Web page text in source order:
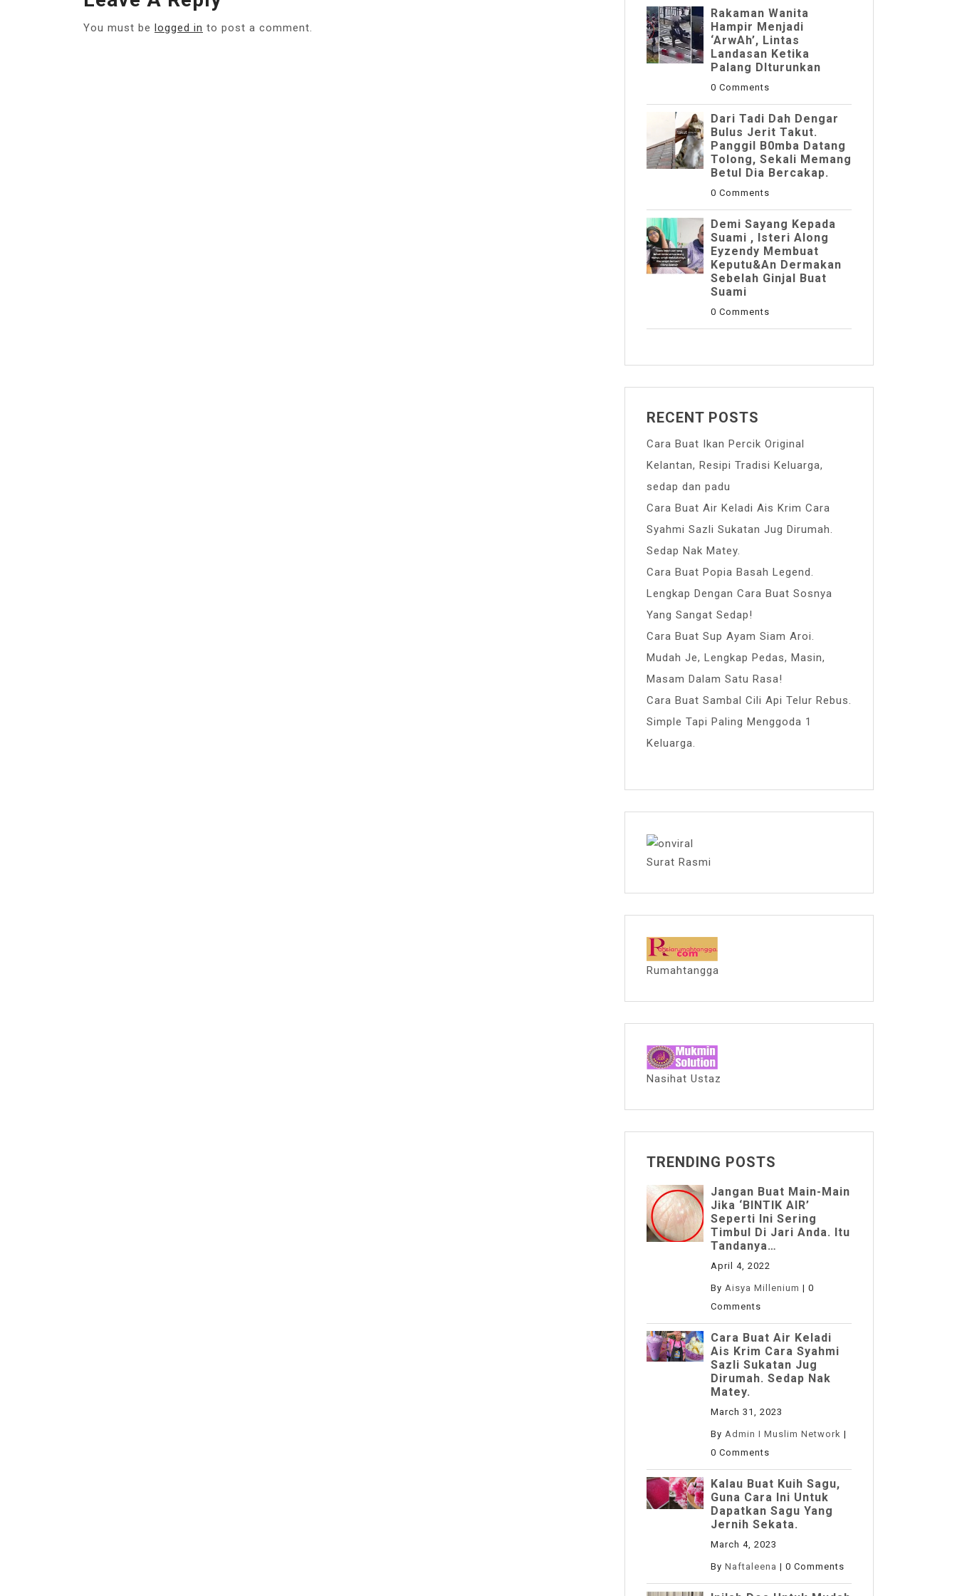
You must be logged in to post a comment.
Rakaman Wanita
Hampir Menjadi
‘ArwAh’, Lintas
Landasan Ketika
Palang DIturunkan
0 Comments
Dari Tadi Dah Dengar
Bulus Jerit Takut.
Panggil B0mba Datang
Tolong, Sekali Memang
Betul Dia Bercakap.
0 Comments
Demi Sayang Kepada
Suami , Isteri Along
Eyzendy Membuat
Keputu&an Dermakan
Sebelah Ginjal Buat
Suami
0 Comments
RECENT POSTS
Cara Buat Ikan Percik Original
Kelantan, Resipi Tradisi Keluarga,
sedap dan padu
Cara Buat Air Keladi Ais Krim Cara
Syahmi Sazli Sukatan Jug Dirumah.
Sedap Nak Matey.
Cara Buat Popia Basah Legend.
Lengkap Dengan Cara Buat Sosnya
Yang Sangat Sedap!
Cara Buat Sup Ayam Siam Aroi.
Mudah Je, Lengkap Pedas, Masin,
Masam Dalam Satu Rasa!
Cara Buat Sambal Cili Api Telur Rebus.
Simple Tapi Paling Menggoda 1
Keluarga.
Surat Rasmi
Rumahtangga
Nasihat Ustaz
TRENDING POSTS
Jangan Buat Main-Main
Jika ‘BINTIK AIR’
Seperti Ini Sering
Timbul Di Jari Anda. Itu
Tandanya…
April 4, 2022
By Aisya Millenium | 0
Comments
Cara Buat Air Keladi
Ais Krim Cara Syahmi
Sazli Sukatan Jug
Dirumah. Sedap Nak
Matey.
March 31, 2023
By Admin I Muslim Network |
0 Comments
Kalau Buat Kuih Sagu,
Guna Cara Ini Untuk
Dapatkan Sagu Yang
Jernih Sekata.
March 4, 2023
By Naftaleena | 0 Comments